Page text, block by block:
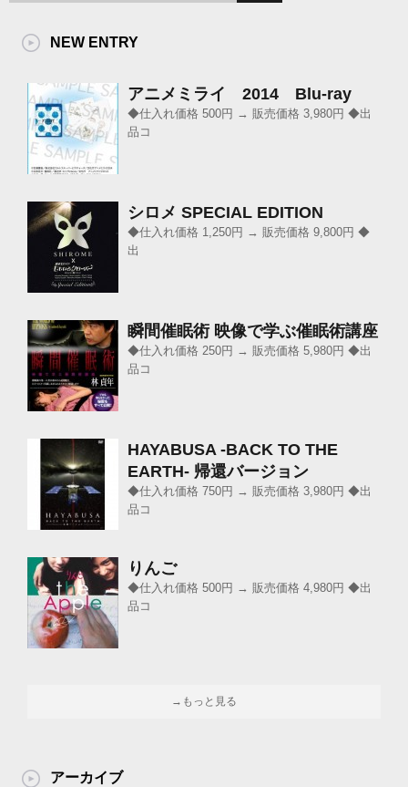
NEW ENTRY
アニメミライ 2014 Blu-ray
◆仕入れ価格 500円 → 販売価格 3,980円 ◆出
品コ
シロメ SPECIAL EDITION
◆仕入れ価格 1,250円 → 販売価格 9,800円 ◆
出
瞬間催眠術 映像で学ぶ催眠術講座
◆仕入れ価格 250円 → 販売価格 5,980円 ◆出
品コ
HAYABUSA -BACK TO THE
EARTH- 帰還バージョン
◆仕入れ価格 750円 → 販売価格 3,980円 ◆出
品コ
りんご
◆仕入れ価格 500円 → 販売価格 4,980円 ◆出
品コ
→もっと見る
アーカイブ